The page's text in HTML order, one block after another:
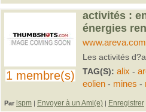
1 membre(s)
activités :
énergies
Les activités
TAG(S): alix -
eolien- mines -
Par lspm | Envoyer à un Ami(e) | Enregistrer